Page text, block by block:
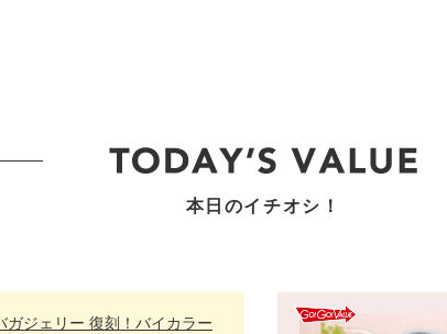
本日のイチオシ！
ガジェリー 復刻！バイカラー